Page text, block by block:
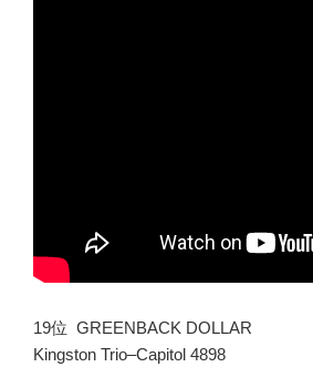
19位 GREENBACK DOLLAR
Kingston Trio–Capitol 4898